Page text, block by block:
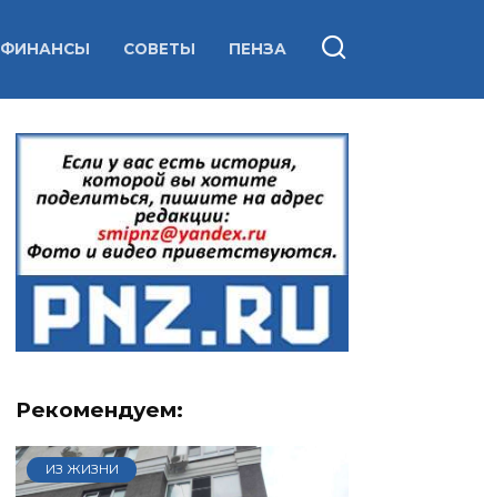
ФИНАНСЫ СОВЕТЫ ПЕНЗА
Рекомендуем:
ИЗ ЖИЗНИ